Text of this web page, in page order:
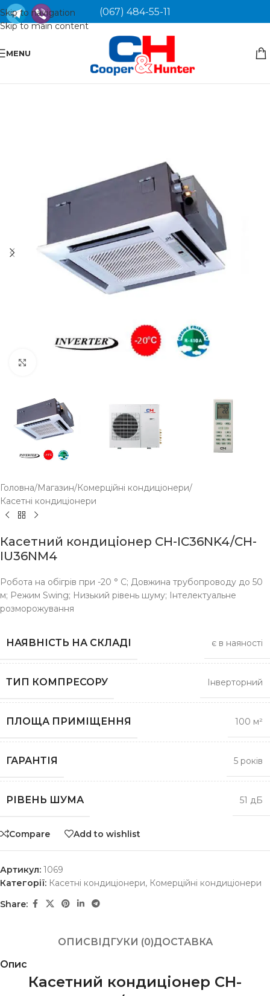
Skip to navigation
Skip to main content
(067) 484-55-11
MENU
Головна/Магазин/Комерційні кондиціонери/
Касетні кондиціонери
Касетний кондиціонер CH-IC36NK4/CH-
IU36NM4
Робота на обігрів при -20 ° C; Довжина трубопроводу до 50
м; Режим Swing; Низький рівень шуму; Інтелектуальне
розморожування
НАЯВНІСТЬ НА СКЛАДІ є в наяності
ТИП КОМПРЕСОРУ Інверторний
ПЛОЩА ПРИМІЩЕННЯ 100 м²
ГАРАНТІЯ 5 років
РІВЕНЬ ШУМА 51 дБ
Compare Add to wishlist
Артикул: 1069
Категорії: Касетні кондиціонери, Комерційні кондиціонери
Share:
ОПИС ВІДГУКИ (0)ДОСТАВКА
Опис
Касетний кондиціонер CH-